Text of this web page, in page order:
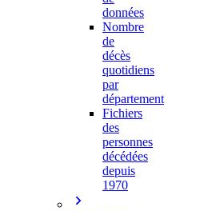
données
Nombre
de
décès
quotidiens
par
département
Fichiers
des
personnes
décédées
depuis
1970